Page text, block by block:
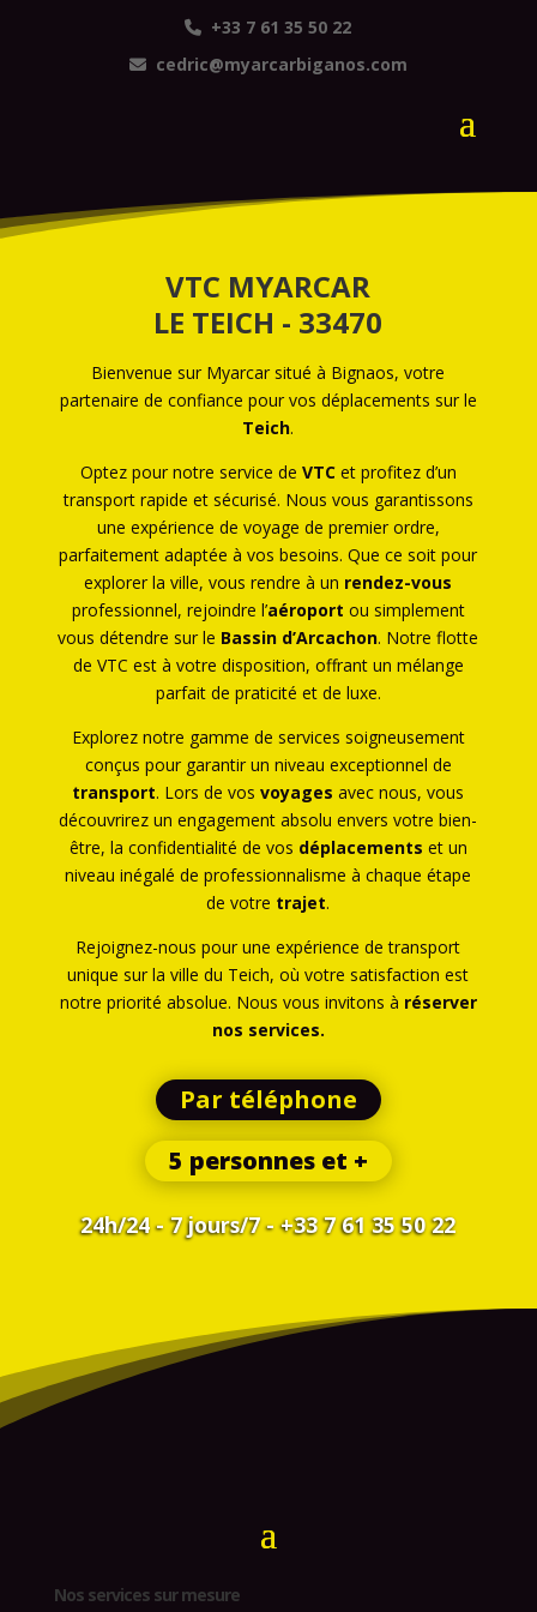
+33 7 61 35 50 22
cedric@myarcarbiganos.com
VTC MYARCAR
LE TEICH - 33470
Bienvenue sur Myarcar situé à Bignaos, votre
partenaire de confiance pour vos déplacements sur le
Teich.
Optez pour notre service de VTCet profitez d’un
transport rapide et sécurisé. Nous vous garantissons
une expérience de voyage de premier ordre,
parfaitement adaptée à vos besoins. Que ce soit pour
explorer la ville, vous rendre à un rendez-vous
professionnel, rejoindre l’aéroport ou simplement
vous détendre sur le Bassin d’Arcachon. Notre flotte
de VTC est à votre disposition, offrant un mélange
parfait de praticité et de luxe.
Explorez notre gamme de services soigneusement
conçus pour garantir un niveau exceptionnel de
transport. Lors de vosvoyages avec nous, vous
découvrirez un engagement absolu envers votre bien-
être, la confidentialité de vos déplacements et un
niveau inégalé de professionnalisme à chaque étape
de votre trajet.
Rejoignez-nous pour une expérience de transport
unique sur la ville du Teich, où votre satisfaction est
notre priorité absolue. Nous vous invitons à réserver
nos services.
Par téléphone
5 personnes et +
24h/24 - 7 jours/7 - +33 7 61 35 50 22
Nos services sur mesure